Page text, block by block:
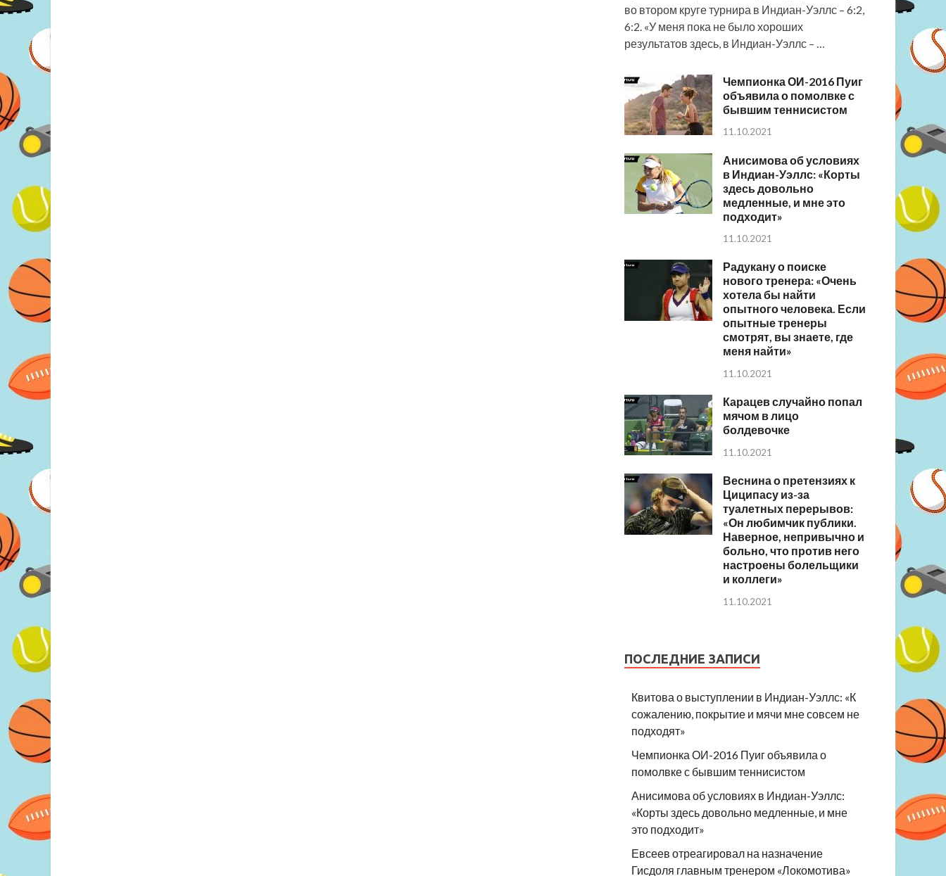
во втором круге турнира в Индиан-Уэллс – 6:2,
6:2. «У меня пока не было хороших
результатов здесь, в Индиан-Уэллс – …
Чемпионка ОИ-2016 Пуиг
объявила о помолвке с
бывшим теннисистом
11.10.2021
Анисимова об условиях
в Индиан-Уэллс: «Корты
здесь довольно
медленные, и мне это
подходит»
11.10.2021
Радукану о поиске
нового тренера: «Очень
хотела бы найти
опытного человека. Если
опытные тренеры
смотрят, вы знаете, где
меня найти»
11.10.2021
Карацев случайно попал
мячом в лицо
болдевочке
11.10.2021
Веснина о претензиях к
Циципасу из-за
туалетных перерывов:
«Он любимчик публики.
Наверное, непривычно и
больно, что против него
настроены болельщики
и коллеги»
11.10.2021
ПОСЛЕДНИЕ ЗАПИСИ
Квитова о выступлении в Индиан-Уэллс: «К
сожалению, покрытие и мячи мне совсем не
подходят»
Чемпионка ОИ-2016 Пуиг объявила о
помолвке с бывшим теннисистом
Анисимова об условиях в Индиан-Уэллс:
«Корты здесь довольно медленные, и мне
это подходит»
Евсеев отреагировал на назначение
Гисдоля главным тренером «Локомотива»